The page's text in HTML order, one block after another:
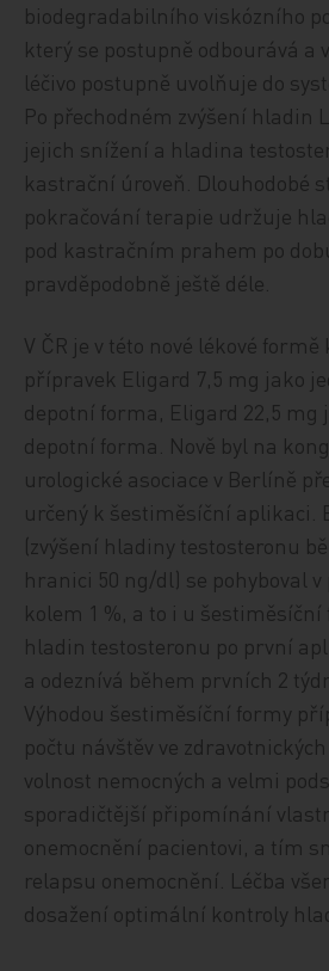
biodegradabilního viskózního
který se postupně odbourává a
léčivo postupně uvolňuje do
Po přechodném zvýšení hladin
jejich snížení a hladina
kastrační úroveň. Dlouhodobé
pokračování terapie udržuje
pod kastračním prahem po
pravděpodobně ještě déle.
V ČR je v této nové lékové formě
přípravek Eligard 7,5 mg jako
depotní forma, Eligard 22,5
depotní forma. Nově byl na
urologické asociace v Berlíně
určený k šestiměsíční aplikaci.
(zvýšení hladiny testosteronu
hranici 50 ng/dl) se pohyboval
kolem 1 %, a to i u
hladin testosteronu po první
a odeznívá během prvních 2
Výhodou šestiměsíční formy
počtu návštěv ve
volnost nemocných a velmi
sporadičtější připomínání
onemocnění pacientovi, a tím
relapsu onemocnění. Léčba
dosažení optimální kontroly